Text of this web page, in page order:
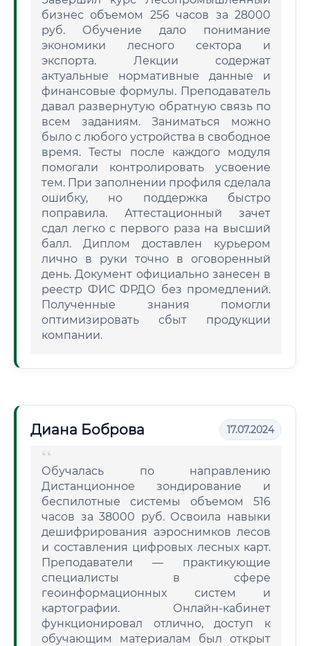
бизнес объемом 256 часов за 28000
руб. Обучение дало понимание
экономики лесного сектора и
экспорта. Лекции содержат
актуальные нормативные данные и
финансовые формулы. Преподаватель
давал развернутую обратную связь по
всем заданиям. Заниматься можно
было с любого устройства в свободное
время. Тесты после каждого модуля
помогали контролировать усвоение
тем. При заполнении профиля сделала
ошибку, но поддержка быстро
поправила. Аттестационный зачет
сдал легко с первого раза на высший
балл. Диплом доставлен курьером
лично в руки точно в оговоренный
день. Документ официально занесен в
реестр ФИС ФРДО без промедлений.
Полученные знания помогли
оптимизировать сбыт продукции
компании.
Диана Боброва 17.07.2024
Обучалась по направлению
Дистанционное зондирование и
беспилотные системы объемом 516
часов за 38000 руб. Освоила навыки
дешифрирования аэроснимков лесов
и составления цифровых лесных карт.
Преподаватели — практикующие
специалисты в сфере
геоинформационных систем и
картографии. Онлайн-кабинет
функционировал отлично, доступ к
обучающим материалам был открыт